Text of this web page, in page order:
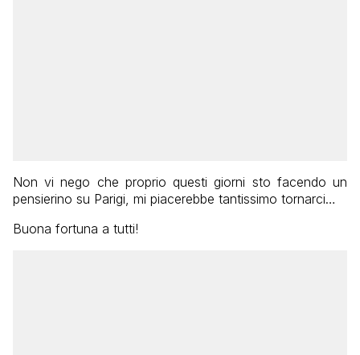
Non vi nego che proprio questi giorni sto facendo un
pensierino su Parigi, mi piacerebbe tantissimo tornarci…
Buona fortuna a tutti!